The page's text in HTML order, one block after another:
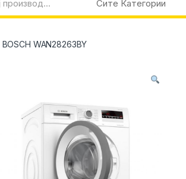
BOSCH WAN28263BY